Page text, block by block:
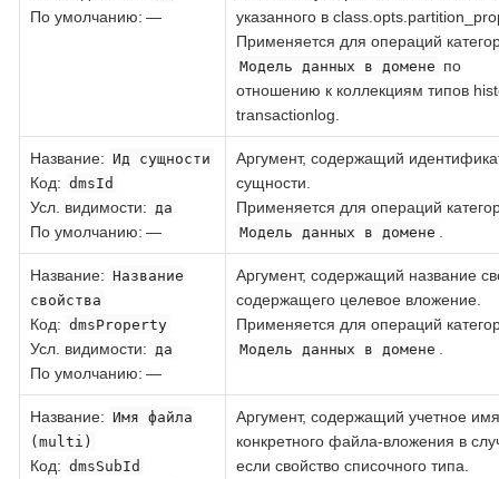
По умолчанию: —
указанного в
Применяется для операций
Модель данных в домене по
отношению к коллекциям типов
transactionlog.
Название: Ид сущности
Код: dmsId
Усл. видимости: да
По умолчанию: —
Аргумент, содержащий
сущности.
Применяется для операций
Модель данных в домене
Название: Название
свойства
Код: dmsProperty
Усл. видимости: да
По умолчанию: —
Аргумент, содержащий название
содержащего целевое вложение.
Применяется для операций
Модель данных в домене
Название: Имя файла
(multi)
Код: dmsSubId
Аргумент, содержащий учетное имя
конкретного файла-вложения в
если свойство списочного типа.